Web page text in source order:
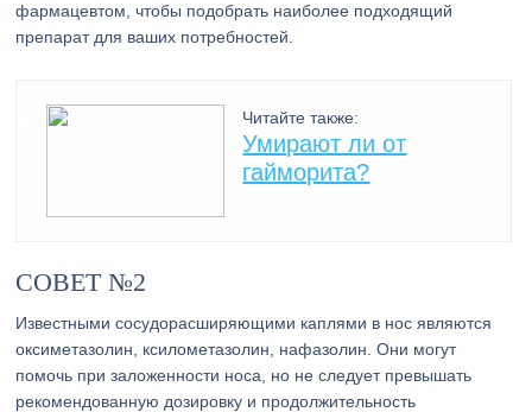
фармацевтом, чтобы подобрать наиболее подходящий
препарат для ваших потребностей.
Читайте также:
Умирают ли от
гайморита?
СОВЕТ №2
Известными сосудорасширяющими каплями в нос являются
оксиметазолин, ксилометазолин, нафазолин. Они могут
помочь при заложенности носа, но не следует превышать
рекомендованную дозировку и продолжительность